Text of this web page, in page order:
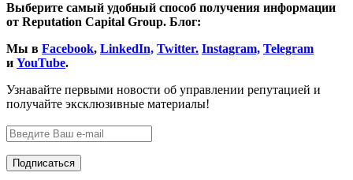
Выберите самый удобный способ получения информации
от Reputation Capital Group. Блог:
Мы в Facebook, LinkedIn, Twitter. Instagram, Telegram
и YouTube.
Узнавайте первыми новости об управлении репутацией и
получайте эксклюзивные материалы!